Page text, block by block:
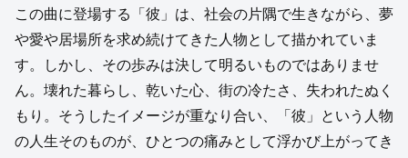
この曲に登場する「彼」は、社会の片隅で生きながら、夢
や愛や居場所を求め続けてきた人物として描かれていま
す。しかし、その歩みは決して明るいものではありませ
ん。壊れた暮らし、乾いた心、街の冷たさ、失われたぬく
もり。そうしたイメージが重なり合い、「彼」という人物
の人生そのものが、ひとつの痛みとして浮かび上がってき